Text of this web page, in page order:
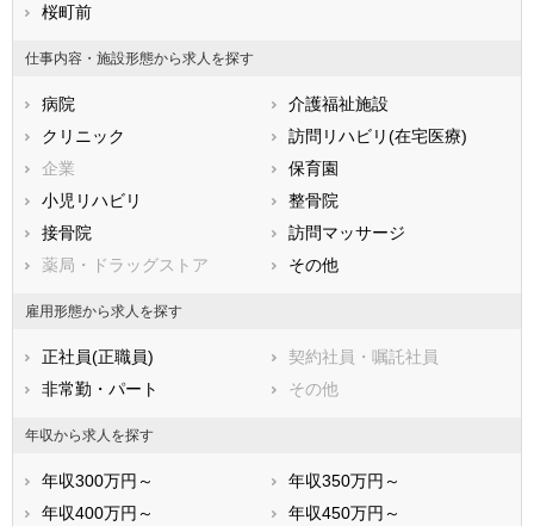
兵庫県
香川県
高知県
福岡県
長崎県
熊本県
鹿児島県
桜町前
仕事内容・施設形態から求人を探す
病院
介護福祉施設
クリニック
訪問リハビリ(在宅医療)
企業
保育園
小児リハビリ
整骨院
接骨院
訪問マッサージ
薬局・ドラッグストア
その他
雇用形態から求人を探す
正社員(正職員)
契約社員・嘱託社員
非常勤・パート
その他
年収から求人を探す
年収300万円～
年収350万円～
年収400万円～
年収450万円～